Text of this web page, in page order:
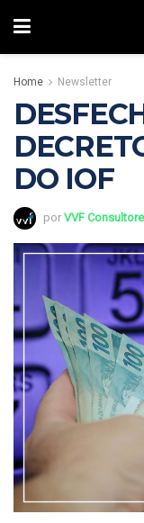
Home Newsletter
DO IOF
por VVF